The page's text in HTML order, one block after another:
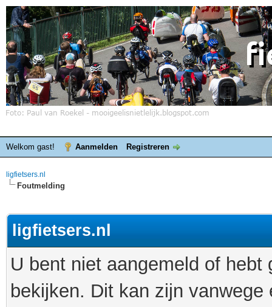
Welkom gast! Aanmelden Registreren
ligfietsers.nl
Foutmelding
ligfietsers.nl
U bent niet aangemeld of
bekijken. Dit kan zijn